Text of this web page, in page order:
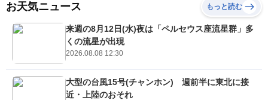
お天気ニュース もっと読む
来週の8月12日(水)夜は「ペルセウス座流星群」多
くの流星が出現
2026.08.08 12:30
大型の台風15号(チャンホン) 週前半に東北に接
近・上陸のおそれ